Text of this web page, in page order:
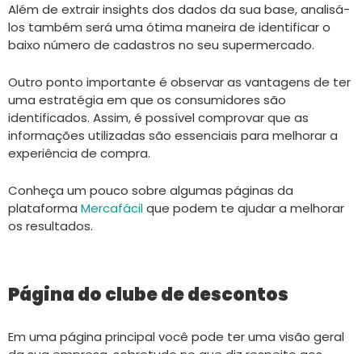
Além de extrair insights dos dados da sua base, analisá-
los também será uma ótima maneira de identificar o
baixo número de cadastros no seu supermercado.
Outro ponto importante é observar as vantagens de ter
uma estratégia em que os consumidores são
identificados. Assim, é possível comprovar que as
informações utilizadas são essenciais para melhorar a
experiência de compra.
Conheça um pouco sobre algumas páginas da
plataforma Mercafácilque podem te ajudar a melhorar
os resultados.
Página do clube de descontos
Em uma página principal você pode ter uma visão geral